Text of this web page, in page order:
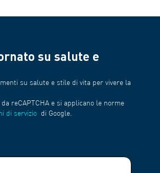
su salute e
su salute e stile di vita per vivere la
reCAPTCHA e si applicano le norme
di servizio di Google.